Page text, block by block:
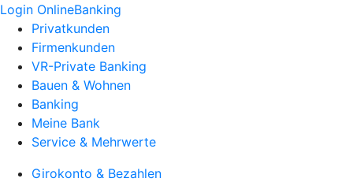
Login OnlineBanking
Privatkunden
Firmenkunden
VR-Private Banking
Bauen & Wohnen
Banking
Meine Bank
Service & Mehrwerte
Girokonto & Bezahlen